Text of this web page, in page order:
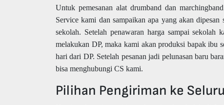
Untuk pemesanan alat drumband dan
Service kami dan sampaikan apa yang akan
sekolah. Setelah penawaran harga sampai
melakukan DP, maka kami akan produksi bapak ibu
hari dari DP. Setelah pesanan jadi pelunasan baru
bisa menghubungi CS kami.
Pilihan Pengiriman ke